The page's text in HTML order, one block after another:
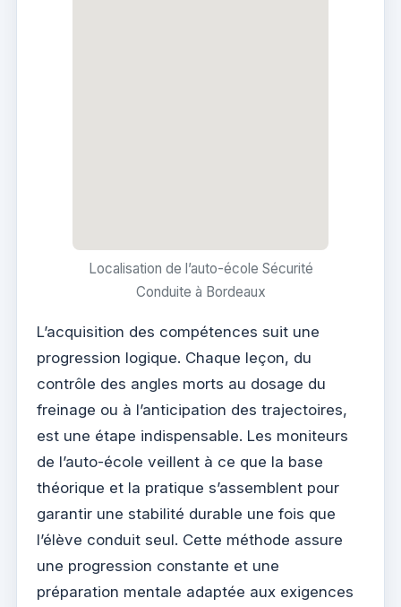
Localisation de l’auto-école Sécurité
Conduite à Bordeaux
L’acquisition des compétences suit une
progression logique. Chaque leçon, du
contrôle des angles morts au dosage du
freinage ou à l’anticipation des trajectoires,
est une étape indispensable. Les moniteurs
de l’auto-école veillent à ce que la base
théorique et la pratique s’assemblent pour
garantir une stabilité durable une fois que
l’élève conduit seul. Cette méthode assure
une progression constante et une
préparation mentale adaptée aux exigences